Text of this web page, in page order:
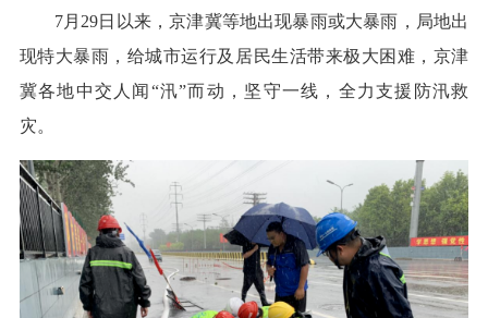
7月29日以来，京津冀等地出现暴雨或大暴雨，局地出
现特大暴雨，给城市运行及居民生活带来极大困难，京津
冀各地中交人闻“汛”而动，坚守一线，全力支援防汛救
灾。